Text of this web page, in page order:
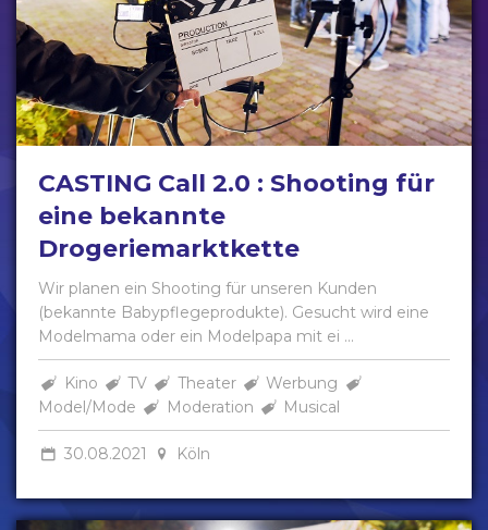
CASTING Call 2.0 : Shooting für
eine bekannte
Drogeriemarktkette
Wir planen ein Shooting für unseren Kunden
(bekannte Babypflegeprodukte). Gesucht wird eine
Modelmama oder ein Modelpapa mit ei ...
Kino TV Theater
Werbung
Model/Mode
Moderation Musical
30.08.2021 Köln